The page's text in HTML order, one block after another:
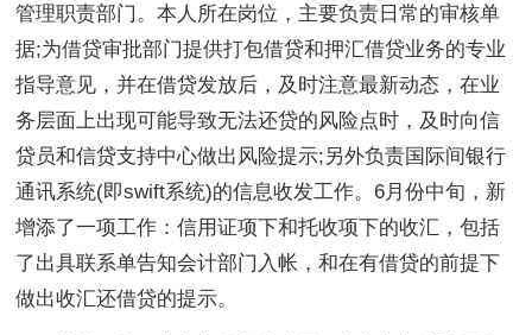
管理职责部门。本人所在岗位，主要负责日常的审核单
据;为借贷审批部门提供打包借贷和押汇借贷业务的专业
指导意见，并在借贷发放后，及时注意最新动态，在业
务层面上出现可能导致无法还贷的风险点时，及时向信
贷员和信贷支持中心做出风险提示;另外负责国际间银行
通讯系统(即swift系统)的信息收发工作。6月份中旬，新
增添了一项工作：信用证项下和托收项下的收汇，包括
了出具联系单告知会计部门入帐，和在有借贷的前提下
做出收汇还借贷的提示。